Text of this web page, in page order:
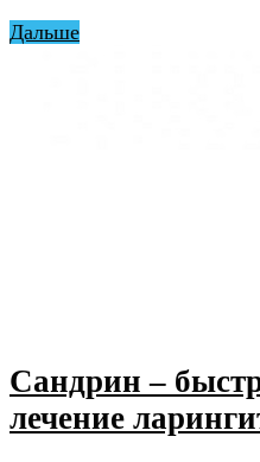
Дальше
Сандрин –
лечение